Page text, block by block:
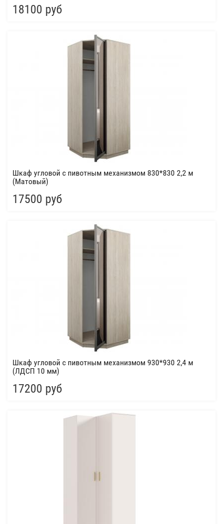
18100 руб
Шкаф угловой с пивотным механизмом 830*830 2,2 м
(Матовый)
17500 руб
Шкаф угловой с пивотным механизмом 930*930 2,4 м
(ЛДСП 10 мм)
17200 руб